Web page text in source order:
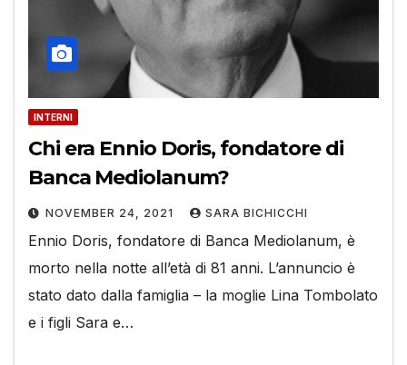
INTERNI
Chi era Ennio Doris, fondatore di
Banca Mediolanum?
NOVEMBER 24, 2021 SARA BICHICCHI
Ennio Doris, fondatore di Banca Mediolanum, è
morto nella notte all’età di 81 anni. L’annuncio è
stato dato dalla famiglia – la moglie Lina Tombolato
e i figli Sara e…